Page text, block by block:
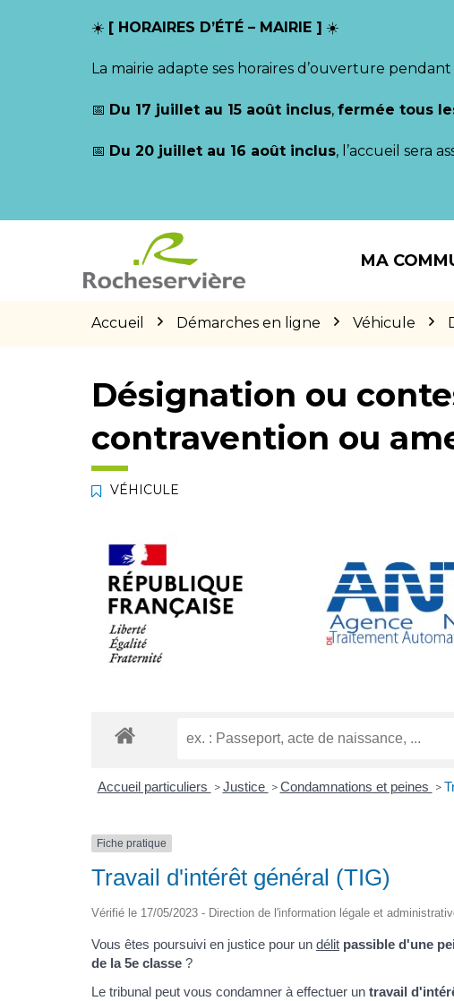
☀️ [ HORAIRES D’ÉTÉ – MAIRIE ] ☀️
La mairie adapte ses horaires d’ouverture
📅 Du 17 juillet au 15 août inclus, fermée tous
📅 Du 20 juillet au 16 août inclus, l’accueil sera
MA
Accueil Démarches en ligne Véhicule
Désignation ou
contravention ou
VÉHICULE
Accueil particuliers > Justice > Condamnations et peines >
Fiche pratique
Travail d'intérêt général (TIG)
Vérifié le 17/05/2023 - Direction de l'information légale et
Vous êtes poursuivi en justice pour un délit passible d'une
de la 5e classe ?
Le tribunal peut vous condamner à effectuer un travail